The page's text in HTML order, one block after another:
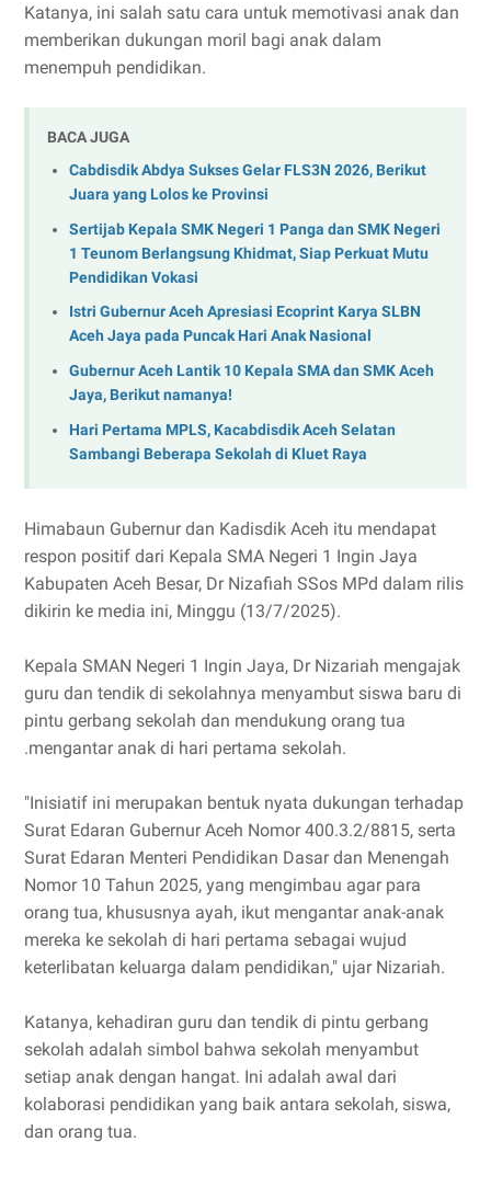
Katanya, ini salah satu cara untuk memotivasi anak dan
memberikan dukungan moril bagi anak dalam
menempuh pendidikan.
BACA JUGA
Cabdisdik Abdya Sukses Gelar FLS3N 2026, Berikut
Juara yang Lolos ke Provinsi
Sertijab Kepala SMK Negeri 1 Panga dan SMK Negeri
1 Teunom Berlangsung Khidmat, Siap Perkuat Mutu
Pendidikan Vokasi
Istri Gubernur Aceh Apresiasi Ecoprint Karya SLBN
Aceh Jaya pada Puncak Hari Anak Nasional
Gubernur Aceh Lantik 10 Kepala SMA dan SMK Aceh
Jaya, Berikut namanya!
Hari Pertama MPLS, Kacabdisdik Aceh Selatan
Sambangi Beberapa Sekolah di Kluet Raya
Himabaun Gubernur dan Kadisdik Aceh itu mendapat
respon positif dari Kepala SMA Negeri 1 Ingin Jaya
Kabupaten Aceh Besar, Dr Nizafiah SSos MPd dalam rilis
dikirin ke media ini, Minggu (13/7/2025).
Kepala SMAN Negeri 1 Ingin Jaya, Dr Nizariah mengajak
guru dan tendik di sekolahnya menyambut siswa baru di
pintu gerbang sekolah dan mendukung orang tua
.mengantar anak di hari pertama sekolah.
"Inisiatif ini merupakan bentuk nyata dukungan terhadap
Surat Edaran Gubernur Aceh Nomor 400.3.2/8815, serta
Surat Edaran Menteri Pendidikan Dasar dan Menengah
Nomor 10 Tahun 2025, yang mengimbau agar para
orang tua, khususnya ayah, ikut mengantar anak-anak
mereka ke sekolah di hari pertama sebagai wujud
keterlibatan keluarga dalam pendidikan," ujar Nizariah.
Katanya, kehadiran guru dan tendik di pintu gerbang
sekolah adalah simbol bahwa sekolah menyambut
setiap anak dengan hangat. Ini adalah awal dari
kolaborasi pendidikan yang baik antara sekolah, siswa,
dan orang tua.